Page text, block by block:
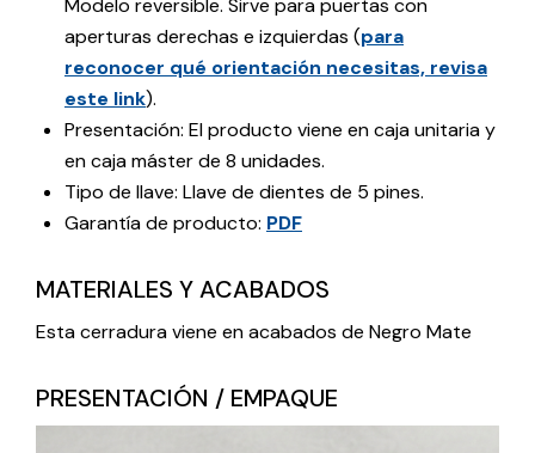
Modelo reversible. Sirve para puertas con
aperturas derechas e izquierdas (para
reconocer qué orientación necesitas, revisa
este link).
Presentación: El producto viene en caja unitaria y
en caja máster de 8 unidades.
Tipo de llave: Llave de dientes de 5 pines.
Garantía de producto: PDF
MATERIALES Y ACABADOS
Esta cerradura viene en acabados de Negro Mate
PRESENTACIÓN / EMPAQUE